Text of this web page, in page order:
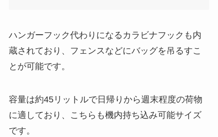
ハンガーフック代わりになるカラビナフックも内
蔵されており、フェンスなどにバッグを吊るすこ
とが可能です。
容量は約45リットルで日帰りから週末程度の荷物
に適しており、こちらも機内持ち込み可能サイズ
です。